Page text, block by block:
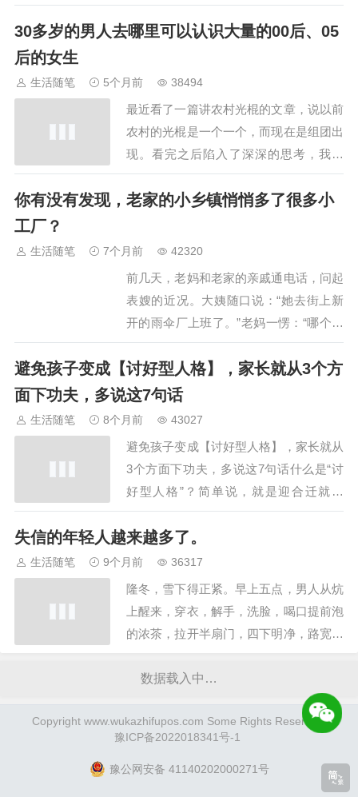
气4秒，憋气7秒，呼气8秒，重复1-2次，
利于身心放松。睡得很快，怎么睡着的都
30多岁的男人去哪里可以认识大量的00后、05
后的女生
生活随笔 5个月前 38494
最近看了一篇讲农村光棍的文章，说以前
农村的光棍是一个一个，而现在是组团出
现。看完之后陷入了深深的思考，我在
想，这个世界上不是女人就是男人，可为
啥现在的单身率还那么高呢？这里还不缺
广地区，30+大龄未婚的人士非常多。今
缘！第一个…
你有没有发现，老家的小乡镇悄悄多了很多小
工厂？
生活随笔 7个月前 42320
前几天，老妈和老家的亲戚通电话，问起
表嫂的近况。大姨随口说：“她去街上新
开的雨伞厂上班了。”老妈一愣：“哪个雨
伞厂啊？”大姨笑着说：“就你家楼下，以
前那个KTV，现在改成雨伞厂了。”我和
老妈对视了一眼，几乎同时说：“啊？啥
时候变成雨伞厂了？”仔细想想，这几年
小小加…
避免孩子变成【讨好型人格】，家长就从3个方
面下功夫，多说这7句话
生活随笔 8个月前 43027
避免孩子变成【讨好型人格】，家长就从
3个方面下功夫，多说这7句话什么是“讨
好型人格”？简单说，就是迎合迁就别
人，忽视委屈自己，从而换得别人的认
可。讨好型人格最怕得罪人、拒绝人。但
凡鼓足勇气拒绝别人一次，那小脑袋瓜子
得内耗很久，充满焦虑和自责。可能有人
说，这“窝囊劲”和我上班时的样子怎么这
么像？！咳咳…
失信的年轻人越来越多了。
生活随笔 9个月前 36317
隆冬，雪下得正紧。早上五点，男人从炕
上醒来，穿衣，解手，洗脸，喝口提前泡
的浓茶，拉开半扇门，四下明净，路宽了
犹豫，决然走向雪地深处。半个小时后，
他出现在一户人家门口，时间还早，屋里
没有一丝光亮，他也不急，揣着手，蹴在
檐下，雪扑簌簌落下，他就死死望着。天
光渐亮，雪势…
数据载入中…
Copyright www.wukazhifupos.com Some Rights Reserved.
豫ICP备2022018341号-1
豫公网安备 41140202000271号